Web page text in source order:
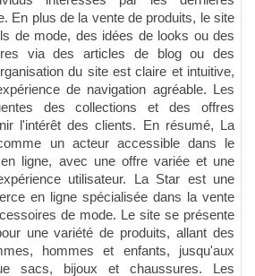
En plus de la vente de produits, le site
de mode, des idées de looks ou des
via des articles de blog ou des
du site est claire et intuitive,
de navigation agréable. Les
des collections et des offres
l'intérêt des clients. En résumé, La
un acteur accessible dans le
ligne, avec une offre variée et une
utilisateur. La Star est une
en ligne spécialisée dans la vente
de mode. Le site se présente
une variété de produits, allant des
hommes et enfants, jusqu'aux
sacs, bijoux et chaussures. Les